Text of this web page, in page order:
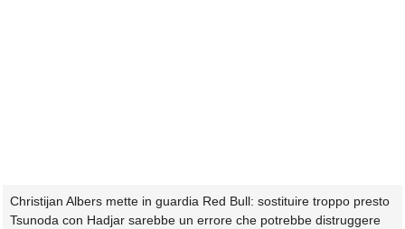
Christijan Albers mette in guardia Red Bull: sostituire troppo presto
Tsunoda con Hadjar sarebbe un errore che potrebbe distruggere